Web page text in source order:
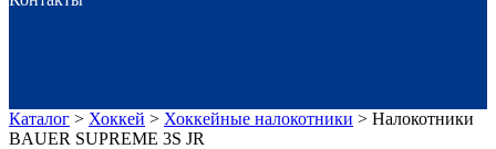
Каталог > Хоккей > Хоккейные налокотники > Налокотники
BAUER SUPREME 3S JR